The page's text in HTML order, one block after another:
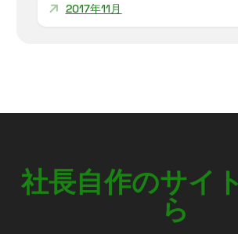
2017年11月
社長自作のサイ ト
ら